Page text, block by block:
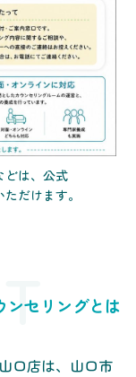
どは、公式
だけます。
ンセリングとは
口店は、山口市